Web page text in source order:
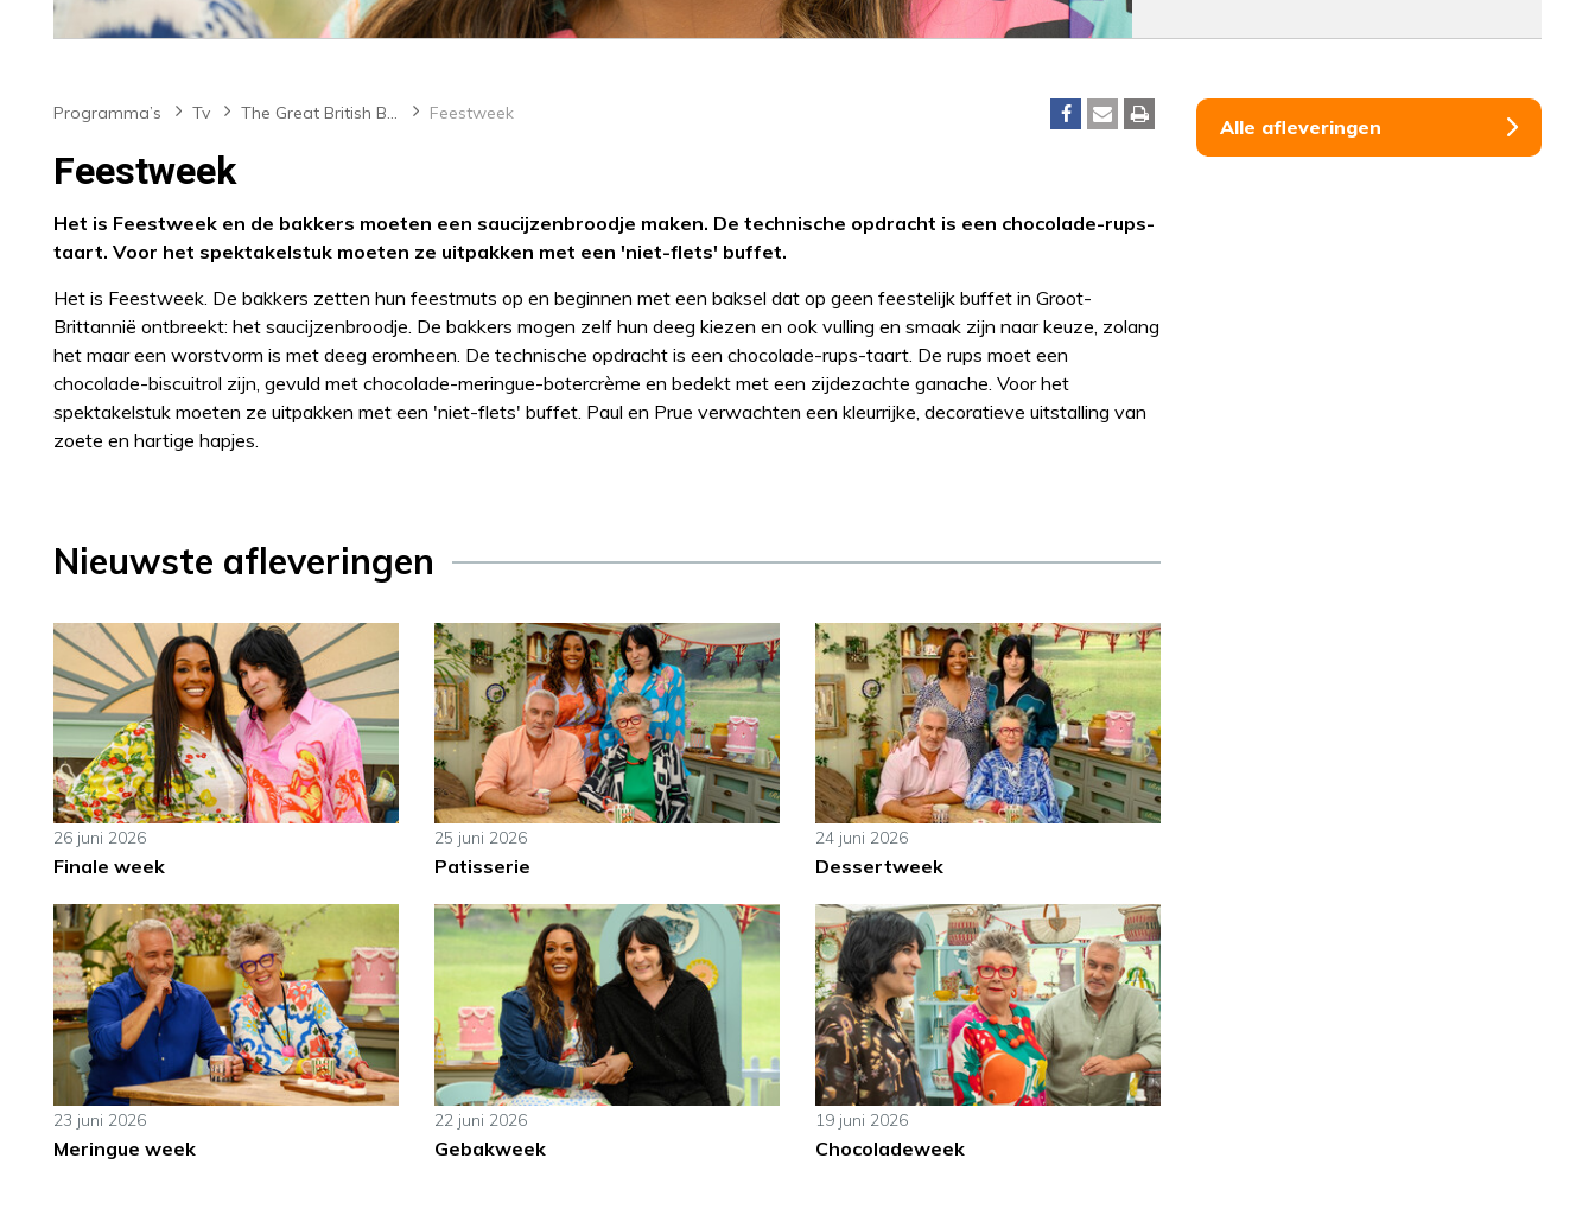
Programma’s Tv The Great British Bake Off Feestweek
Feestweek
Het is Feestweek en de bakkers moeten een saucijzenbroodje maken. De technische opdracht is een chocolade-rups-
taart. Voor het spektakelstuk moeten ze uitpakken met een 'niet-flets' buffet.
Het is Feestweek. De bakkers zetten hun feestmuts op en beginnen met een baksel dat op geen feestelijk buffet in Groot-
Brittannië ontbreekt: het saucijzenbroodje. De bakkers mogen zelf hun deeg kiezen en ook vulling en smaak zijn naar keuze, zolang
het maar een worstvorm is met deeg eromheen. De technische opdracht is een chocolade-rups-taart. De rups moet een
chocolade-biscuitrol zijn, gevuld met chocolade-meringue-botercrème en bedekt met een zijdezachte ganache. Voor het
spektakelstuk moeten ze uitpakken met een 'niet-flets' buffet. Paul en Prue verwachten een kleurrijke, decoratieve uitstalling van
zoete en hartige hapjes.
Nieuwste afleveringen
26 juni 2026
Finale week
25 juni 2026
Patisserie
24 juni 2026
Dessertweek
23 juni 2026
Meringue week
22 juni 2026
Gebakweek
19 juni 2026
Chocoladeweek
Alle afleveringen